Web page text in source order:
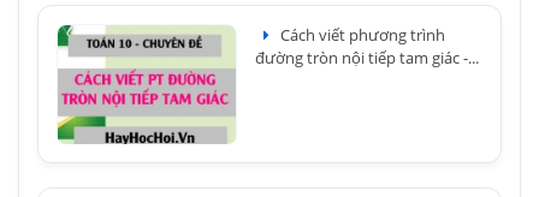
Cách viết phương trình
đường tròn nội tiếp tam giác -...